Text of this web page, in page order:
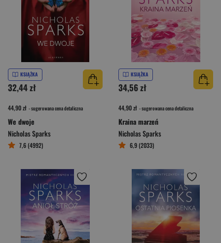
KSIĄŻKA
32,44 zł
44,90 zł - sugerowana cena detaliczna
We dwoje
Nicholas Sparks
7,6 (4992)
KSIĄŻKA
34,56 zł
44,90 zł - sugerowana cena detaliczna
Kraina marzeń
Nicholas Sparks
6,9 (2033)